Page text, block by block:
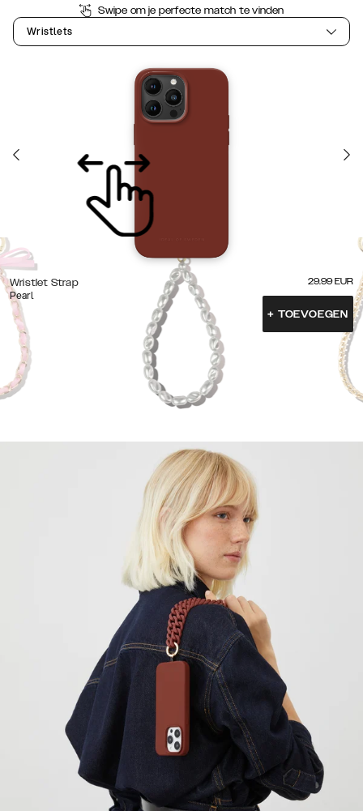
Swipe om je perfecte match te vinden
Wristlets
Wristlet Strap
Pearl
29.99 EUR
+ TOEVOEGEN